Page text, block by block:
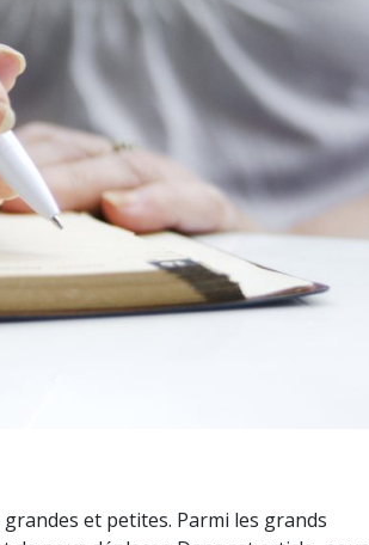
et petites. Parmi les grands